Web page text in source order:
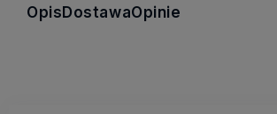
OpisDostawaOpinie